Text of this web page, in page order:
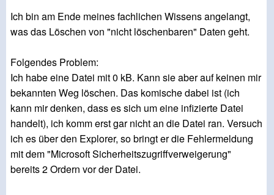
Ich bin am Ende meines fachlichen Wissens angelangt,
was das Löschen von "nicht löschenbaren" Daten geht.
Folgendes Problem:
Ich habe eine Datei mit 0 kB. Kann sie aber auf keinen mir
bekannten Weg löschen. Das komische dabei ist (ich
kann mir denken, dass es sich um eine infizierte Datei
handelt), ich komm erst gar nicht an die Datei ran. Versuch
ich es über den Explorer, so bringt er die Fehlermeldung
mit dem "Microsoft Sicherheitszugriffverweigerung"
bereits 2 Ordern vor der Datei.